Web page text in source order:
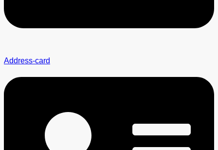
Address-card